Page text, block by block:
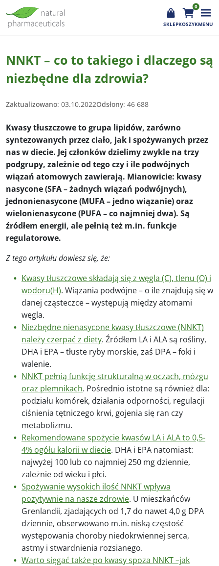
SKLEP
0
KOSZYKMENU
NNKT – co to takiego i dlaczego są
niezbędne dla zdrowia?
Zaktualizowano: 03.10.2022Odsłony: 46 688
Kwasy tłuszczowe to grupa lipidów, zarówno
syntezowanych przez ciało, jak i spożywanych przez
nas w diecie. Jej członków dzielimy zwykle na trzy
podgrupy, zależnie od tego czy i ile podwójnych
wiązań atomowych zawierają. Mianowicie: kwasy
nasycone (SFA – żadnych wiązań podwójnych),
jednonienasycone (MUFA – jedno wiązanie) oraz
wielonienasycone (PUFA – co najmniej dwa). Są
źródłem energii, ale pełnią też m.in. funkcje
regulatorowe.
Z tego artykułu dowiesz się, że:
Kwasy tłuszczowe składają się z węgla (C), tlenu (O) i
wodoru(H). Wiązania podwójne – o ile znajdują się w
danej cząsteczce – występują między atomami
węgla.
Niezbędne nienasycone kwasy tłuszczowe (NNKT)
należy czerpać z diety. Źródłem LA i ALA są rośliny,
DHA i EPA – tłuste ryby morskie, zaś DPA – foki i
walenie.
NNKT pełnią funkcję strukturalną w oczach, mózgu
oraz plemnikach. Pośrednio istotne są również dla:
podziału komórek, działania odporności, regulacji
ciśnienia tętniczego krwi, gojenia się ran czy
metabolizmu.
Rekomendowane spożycie kwasów LA i ALA to 0,5-
4% ogółu kalorii w diecie. DHA i EPA natomiast:
najwyżej 100 lub co najmniej 250 mg dziennie,
zależnie od wieku i płci.
Spożywanie wysokich ilość NNKT wpływa
pozytywnie na nasze zdrowie. U mieszkańców
Grenlandii, zjadających od 1,7 do nawet 4,0 g DPA
dziennie, obserwowano m.in. niską częstość
występowania choroby niedokrwiennej serca,
astmy i stwardnienia rozsianego.
Warto sięgać także po kwasy spoza NNKT –jak